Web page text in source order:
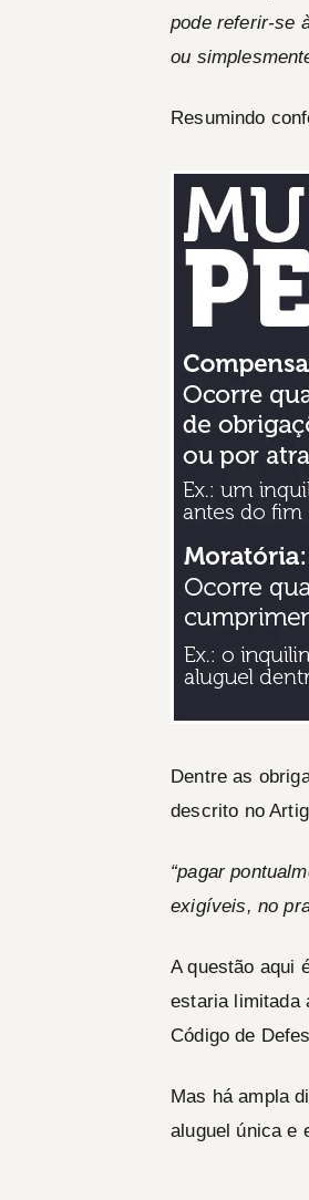
pode referir-­se
ou
Resumindo
Dentre as
descrito no
“pagar
exigíveis, no
A questão aqui
estaria limitada
Código de
Mas há ampla
aluguel única e